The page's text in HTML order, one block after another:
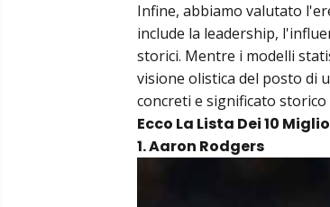
Infine, abbiamo valutato
include la leadership,
storici. Mentre i modelli
visione olistica del posto di
concreti e significato
Ecco La Lista Dei 10
1. Aaron Rodgers